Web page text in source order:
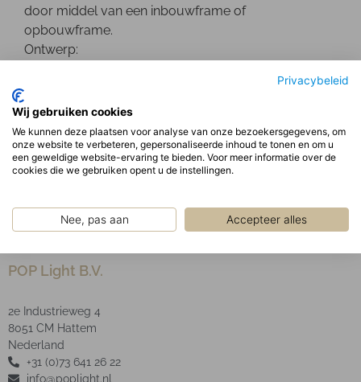
Privacybeleid
Wij gebruiken cookies
We kunnen deze plaatsen voor analyse van onze bezoekersgegevens, om
onze website te verbeteren, gepersonaliseerde inhoud te tonen en om u
een geweldige website-ervaring te bieden. Voor meer informatie over de
cookies die we gebruiken opent u de instellingen.
Nee, pas aan Accepteer alles
door middel van een inbouwframe of
opbouwframe.
Ontwerp:
Optisch:
Lens optiek, die zorgt voor een perfecte
lichtverdeling: lage UGR <19 en hoge effectiviteit tot
160lm/W LED type: SMD
POP Light B.V.
2e Industrieweg 4
8051 CM Hattem
Nederland
+31 (0)73 641 26 22
info@poplight.nl